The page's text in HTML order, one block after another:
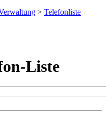
> Telefonliste
Liste